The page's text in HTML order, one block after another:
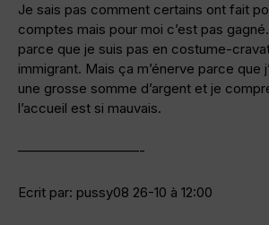
Je sais pas comment certains ont fait
comptes mais pour moi c’est pas
parce que je suis pas en costume-
immigrant. Mais ça m’énerve parce que
une grosse somme d’argent et je
l’accueil est si mauvais.
—————————-
Ecrit par: pussy08 26-10 à 12:00